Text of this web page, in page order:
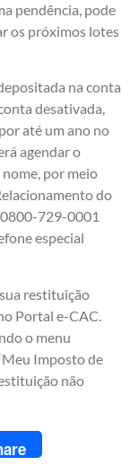
pendência, pode
os próximos lotes
na conta
desativada,
até um ano no
agendar o
por meio
do
729-0001
especial
restituição
Portal e-CAC.
o menu
Imposto de
não